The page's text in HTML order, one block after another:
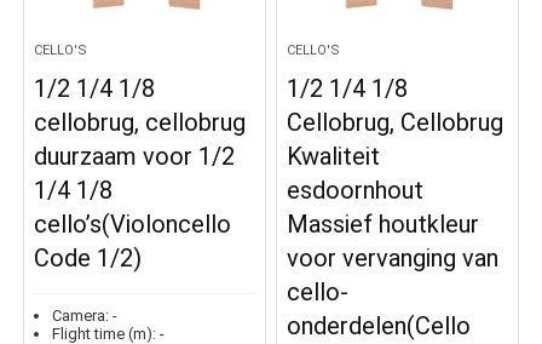
CELLO'S
1/2 1/4 1/8
cellobrug, cellobrug
duurzaam voor 1/2
1/4 1/8
cello’s(Violoncello
Code 1/2)
Camera: -
Flight time (m): -
CELLO'S
1/2 1/4 1/8
Cellobrug, Cellobrug
Kwaliteit
esdoornhout
Massief houtkleur
voor vervanging van
cello-
onderdelen(Cello